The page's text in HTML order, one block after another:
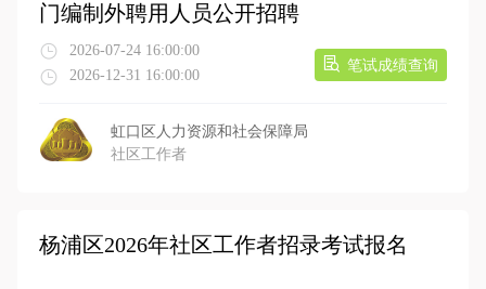
门编制外聘用人员公开招聘
2026-07-24 16:00:00
2026-12-31 16:00:00
笔试成绩查询
虹口区人力资源和社会保障局
社区工作者
杨浦区2026年社区工作者招录考试报名